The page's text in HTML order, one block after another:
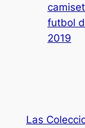
futbol
2019
Las